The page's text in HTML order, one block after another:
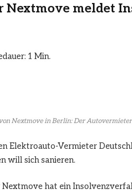
Nextmove meldet
1 Min.
Nextmove in Berlin: Der
Elektroauto-Vermieter
will sich sanieren.
hat ein